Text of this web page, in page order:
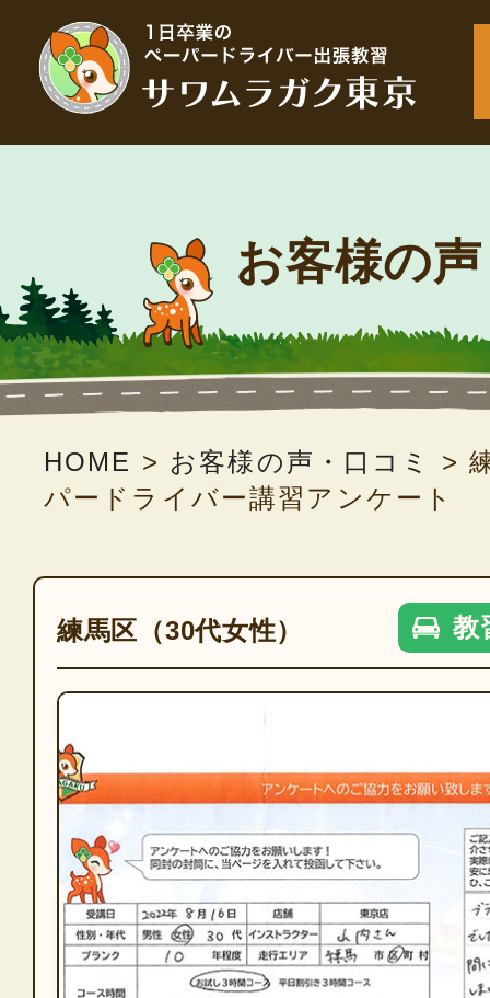
お客様の
HOME > お客様の声・口コミ >
パードライバー講習アンケート
練馬区（30代女性） 教